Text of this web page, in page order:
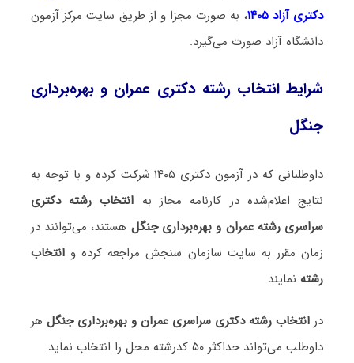
دکتری آزاد ۱۴۰۵
، به صورت مجزا و از طریق سایت مرکز آزمون
دانشگاه آزاد صورت می‌گیرد.
شرایط انتخاب رشته دکتری عمران و بهره‌برداری
جنگل
داوطلبانی که در آزمون دکتری ۱۴۰۵ شرکت کرده و با توجه به
نتایج اعلام‌شده در کارنامه مجاز به انتخاب رشته دکتری
سراسری رشته عمران و بهره‌برداری جنگل هستند، می‌توانند در
زمان مقرر به سایت سازمان سنجش مراجعه کرده وانتخاب
رشته نمایند.
در انتخاب رشته دکتری سراسری عمران و بهره‌برداری جنگل هر
داوطلب می‌تواند حداکثر ۵۰ کدرشته محل را انتخاب نماید.